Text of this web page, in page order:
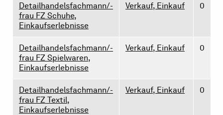
Detailhandelsfachmann/-
frau FZ Schuhe,
Einkaufserlebnisse
Verkauf, Einkauf 0
Detailhandelsfachmann/-
frau FZ Spielwaren,
Einkaufserlebnisse
Verkauf, Einkauf 0
Detailhandelsfachmann/-
frau FZ Textil,
Einkaufserlebnisse
Verkauf, Einkauf 0